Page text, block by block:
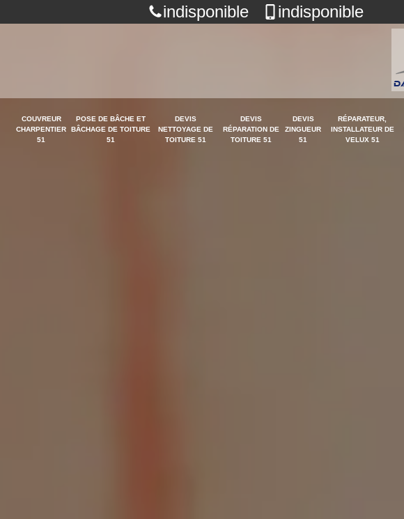
indisponible indisponible
COUVREUR
CHARPENTIER
51
POSE DE BÂCHE ET
BÂCHAGE DE TOITURE
51
DEVIS
NETTOYAGE DE
TOITURE 51
DEVIS
RÉPARATION DE
TOITURE 51
DEVIS
ZINGUEUR
51
RÉPARATEUR,
INSTALLATEUR DE
VELUX 51